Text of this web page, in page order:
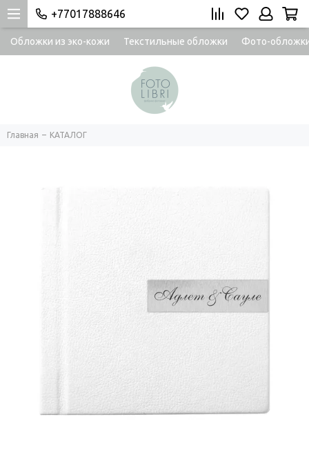
Обложки из эко-кожи Текстильные обложки Фото-
+77017888646
Главная КАТАЛОГ